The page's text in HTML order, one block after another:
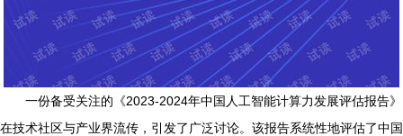
一份备受关注的《2023-2024年中国人工智能计算力发展评估报告》
在技术社区与产业界流传，引发了广泛讨论。该报告系统性地评估了中国